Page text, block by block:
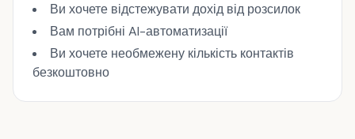
Ви хочете відстежувати дохід від розсилок
Вам потрібні AI-автоматизації
Ви хочете необмежену кількість контактів
безкоштовно